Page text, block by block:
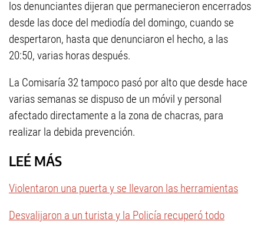
los denunciantes dijeran que permanecieron encerrados
desde las doce del mediodía del domingo, cuando se
despertaron, hasta que denunciaron el hecho, a las
20:50, varias horas después.
La Comisaría 32 tampoco pasó por alto que desde hace
varias semanas se dispuso de un móvil y personal
afectado directamente a la zona de chacras, para
realizar la debida prevención.
LEÉ MÁS
Violentaron una puerta y se llevaron las herramientas
Desvalijaron a un turista y la Policía recuperó todo